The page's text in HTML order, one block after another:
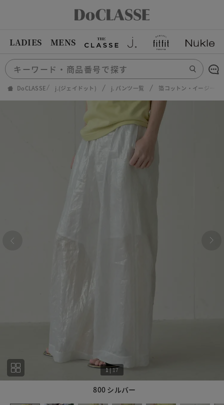
LADIES MENS
DoCLASSE j.(ジェイドット) j. パンツ一覧 箔コットン・イージーパ
800 シルバー
1|17